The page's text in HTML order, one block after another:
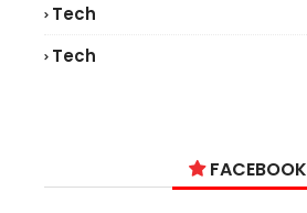
Tech
Tech
FACEBOOK